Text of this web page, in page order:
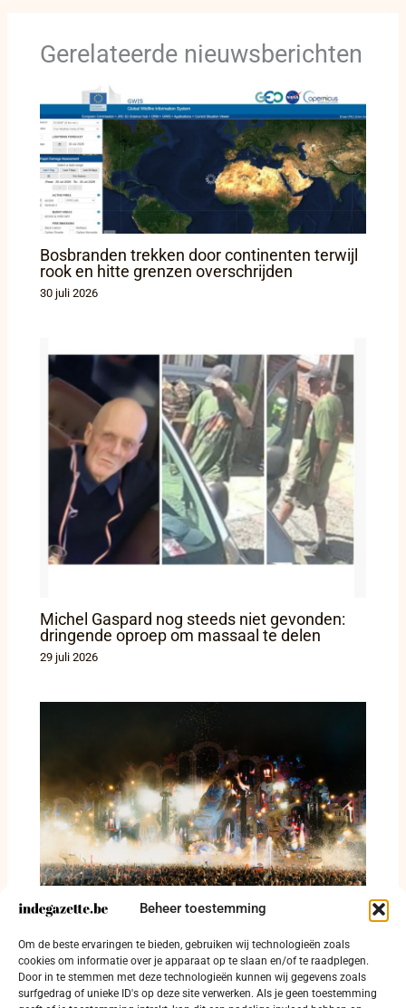
Beheer toestemming
Om de beste ervaringen te bieden, gebruiken wij technologieën zoals
cookies om informatie over je apparaat op te slaan en/of te raadplegen.
Door in te stemmen met deze technologieën kunnen wij gegevens zoals
surfgedrag of unieke ID's op deze site verwerken. Als je geen toestemming
Gerelateerde nieuwsberichten
Bosbranden trekken door continenten terwijl
rook en hitte grenzen overschrijden
30 juli 2026
Michel Gaspard nog steeds niet gevonden:
dringende oproep om massaal te delen
29 juli 2026
403 festivalgangers betrapt met drugs en
114 arrestaties op Tomorrowland
28 juli 2026